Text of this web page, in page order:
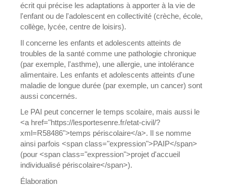
écrit qui précise les adaptations à apporter à la vie de
l'enfant ou de l'adolescent en collectivité (crèche, école,
collège, lycée, centre de loisirs).
Il concerne les enfants et adolescents atteints de
troubles de la santé comme une pathologie chronique
(par exemple, l'asthme), une allergie, une intolérance
alimentaire. Les enfants et adolescents atteints d'une
maladie de longue durée (par exemple, un cancer) sont
aussi concernés.
Le PAI peut concerner le temps scolaire, mais aussi le
<a href="https://lesportesenre.fr/etat-civil/?
xml=R58486">temps périscolaire</a>. Il se nomme
ainsi parfois <span class="expression">PAIP</span>
(pour <span class="expression">projet d'accueil
individualisé périscolaire</span>).
Élaboration